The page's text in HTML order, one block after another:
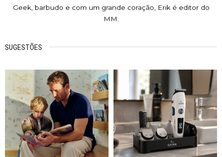
Geek, barbudo e com um grande coração, Erik é editor do
MM.
SUGESTÕES